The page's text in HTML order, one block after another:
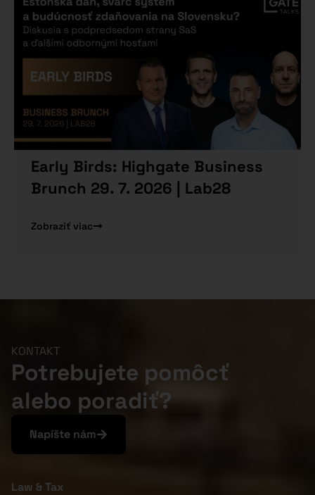
Early Birds: Highgate Business
Brunch 29. 7. 2026 | Lab28
Zobraziť viac
KONTAKT
Potrebujete pomôcť
alebo poradiť?
Napíšte nám
Law & Tax